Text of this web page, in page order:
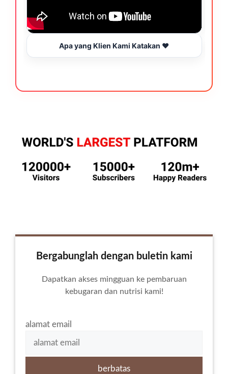
Apa yang Klien Kami Katakan ❤️
Bergabunglah dengan buletin kami
Dapatkan akses mingguan ke pembaruan
kebugaran dan nutrisi kami!
alamat email